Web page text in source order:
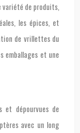
variété de produits,
les épices, et
de vrillettes du
emballages et une
et dépourvues de
avec un long